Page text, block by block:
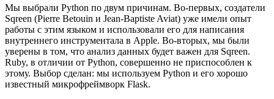
Мы выбрали Python по двум причинам. Во-первых, создатели
Sqreen (Pierre Betouin и Jean-Baptiste Aviat) уже имели опыт
работы с этим языком и использовали его для написания
внутреннего инструментала в Apple. Во-вторых, мы были
уверены в том, что анализ данных будет важен для Sqreen.
Ruby, в отличии от Python, совершенно не приспособлен к
этому. Выбор сделан: мы используем Python и его хорошо
известный микрофреймворк Flask.